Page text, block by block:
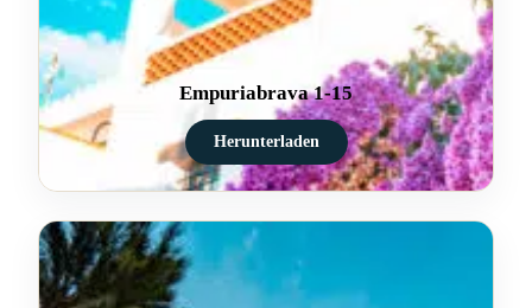
Empuriabrava 1-15
Herunterladen